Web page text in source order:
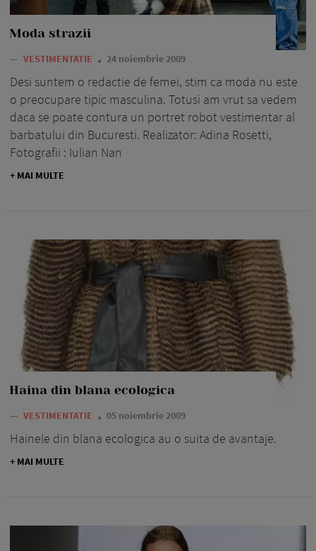
Moda strazii
— VESTIMENTATIE 24 noiembrie 2009
Desi suntem o redactie de femei, stim ca moda nu este
o preocupare tipic masculina. Totusi am vrut sa vedem
daca se poate contura un portret robot vestimentar al
barbatului din Bucuresti. Realizator: Adina Rosetti,
Fotografii : Iulian Nan
+ MAI MULTE
Haina din blana ecologica
— VESTIMENTATIE 05 noiembrie 2009
Hainele din blana ecologica au o suita de avantaje.
+ MAI MULTE